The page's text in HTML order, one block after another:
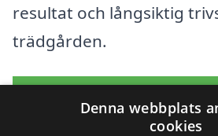
resultat och långsiktig
trädgården.
Få 3 erbjudanden, gratis
Denna webbplats
cookies